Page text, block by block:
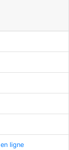
ligne